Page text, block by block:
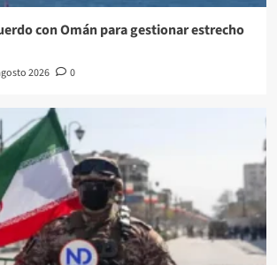
con Omán para gestionar estrecho
2026 0